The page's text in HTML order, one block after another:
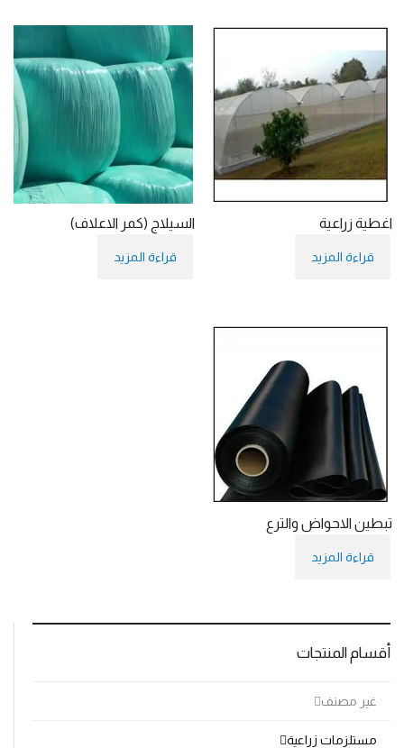
اغطية زراعية
قراءة المزيد
السيلاج (كمر الاعلاف)
قراءة المزيد
تبطين الاحواض والترع
قراءة المزيد
أقسام المنتجات
غير مصنف
مستلزمات زراعية